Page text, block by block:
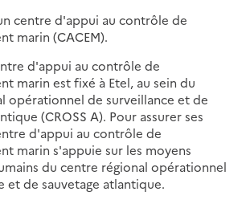
centre d'appui au contrôle de
marin (CACEM).
d'appui au contrôle de
marin est fixé à Etel, au sein du
opérationnel de surveillance et de
(CROSS A). Pour assurer ses
d'appui au contrôle de
marin s'appuie sur les moyens
du centre régional opérationnel
et de sauvetage atlantique.